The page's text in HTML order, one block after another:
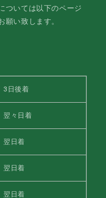
ついては以下のページ
願い致します。
3日後着
翌々日着
翌日着
翌日着
翌日着